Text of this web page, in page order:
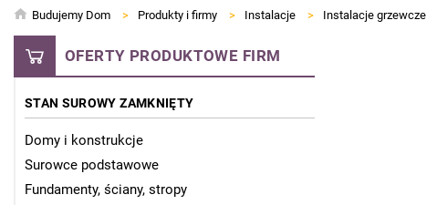
Budujemy Dom > Produkty i firmy > Instalacje > Instalacje grzewcze
OFERTY PRODUKTOWE FIRM
STAN SUROWY ZAMKNIĘTY
Domy i konstrukcje
Surowce podstawowe
Fundamenty, ściany, stropy